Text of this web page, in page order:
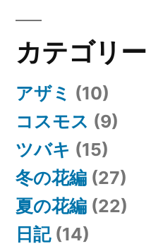
稿
ナ
ビ
ゲ
ー
シ
ョ
ン
カテゴリー
アザミ (10)
コスモス (9)
ツバキ (15)
冬の花編 (27)
夏の花編 (22)
日記(14)